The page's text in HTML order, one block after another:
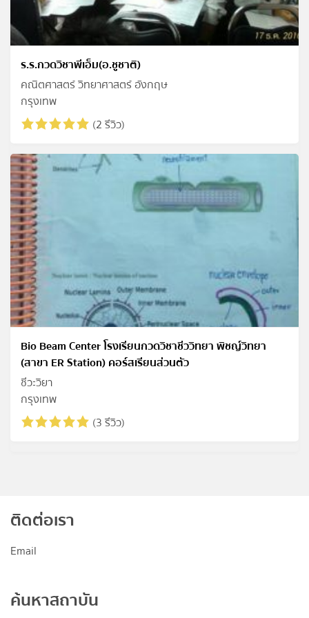
ร.ร.กวดวิชาพีเอ็ม(อ.ชูชาติ)
คณิตศาสตร์ วิทยาศาสตร์ อังกฤษ
กรุงเทพ
(2 รีวิว)
Bio Beam Center โรงเรียนกวดวิชาชีววิทยา พิชญ์วิทยา
(สาขา ER Station) คอร์สเรียนส่วนตัว
ชีวะวิยา
กรุงเทพ
(3 รีวิว)
ติดต่อเรา
Email
ค้นหาสถาบัน